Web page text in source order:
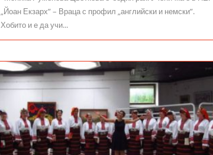
„Йоан Екзарх” – Враца с профил „английски и немски”.
Хобито и е да учи...